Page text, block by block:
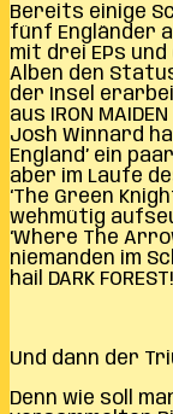
Bereits einige
fünf Engländer
mit drei EPs
Alben den
der Insel
aus IRON
Josh Winnard
England’ ein
aber im Laufe
‘The Green
wehmütig
‘Where The
niemanden im
hail DARK FOREST!
Und dann der
Denn wie soll